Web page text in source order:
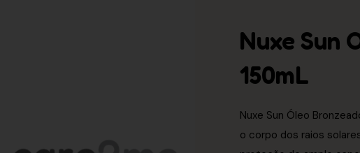
Nuxe Sun
150mL
Nuxe Sun Óleo
o corpo dos raios